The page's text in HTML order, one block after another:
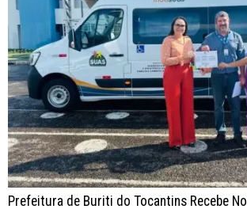
Prefeitura de Buriti do Tocantins Recebe